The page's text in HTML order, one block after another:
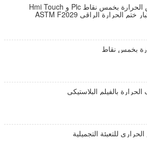
اختبار خفض الحرارة بخمس نقاط Plc و Hmi Touch
بخمس نقاط
بالفيلم البلاستيكي
الحراري للتعبئة التجميلية